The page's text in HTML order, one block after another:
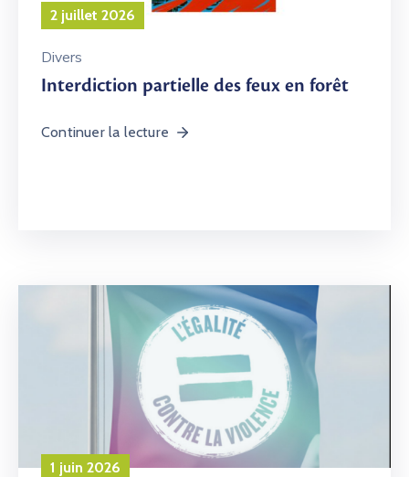
2 juillet 2026
Divers
Interdiction partielle des feux en forêt
Continuer la lecture
1 juin 2026